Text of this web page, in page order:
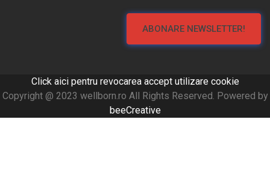
ABONARE NEWSLETTER!
Click aici pentru revocarea accept utilizare cookie
Copyright @ 2023 wellborn.ro All Rights Reserved. Powered by
beeCreative